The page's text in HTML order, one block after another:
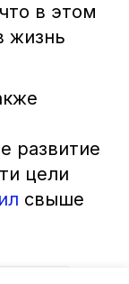
в этом
жизнь
развитие
цели
свыше